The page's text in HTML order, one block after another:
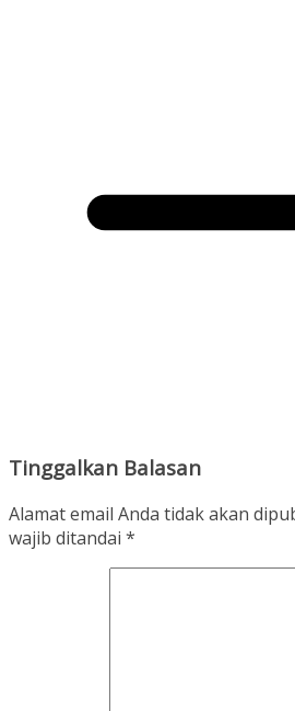
Tinggalkan Balasan
Alamat email Anda tidak akan
wajib ditandai *